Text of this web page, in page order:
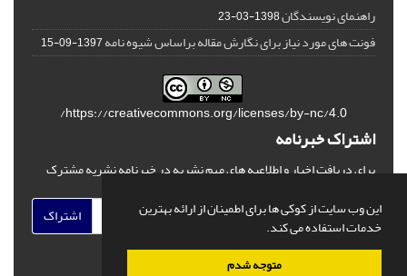
این وب سایت از کوکی ها برای اطمینان از ارائه بهترین
خدمات استفاده می کند.
متوجه شدم
راهنمای نویسندگان1398-03-23
فونت های مورد نیاز برای نگارش مقاله براساس شیوه نامه1397-09-15
https://creativecommons.org/licenses/by-nc/4.0/
اشتراک خبرنامه
برای دریافت اخبار و اطلاعیه های مهم نشریه در خبرنامه نشریه مشترک
اشتراک